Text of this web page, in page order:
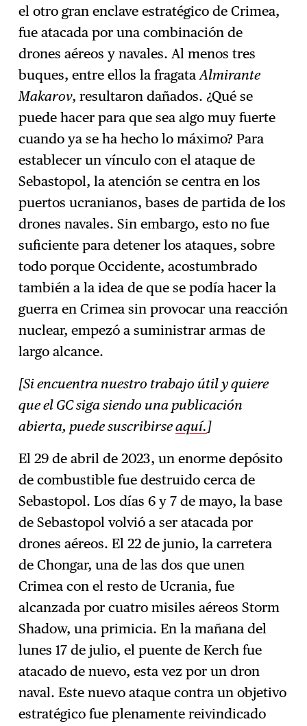
el otro gran enclave estratégico de Crimea,
fue atacada por una combinación de
drones aéreos y navales. Al menos tres
buques, entre ellos la fragataAlmirante
Makarov, resultaron dañados. ¿Qué se
puede hacer para que sea algo muy fuerte
cuando ya se ha hecho lo máximo? Para
establecer un vínculo con el ataque de
Sebastopol, la atención se centra en los
puertos ucranianos, bases de partida de los
drones navales. Sin embargo, esto no fue
suficiente para detener los ataques, sobre
todo porque Occidente, acostumbrado
también a la idea de que se podía hacer la
guerra en Crimea sin provocar una reacción
nuclear, empezó a suministrar armas de
largo alcance.
[Si encuentra nuestro trabajo útil y quiere
que el GC siga siendo una publicación
abierta, puede suscribirseaquí.]
El 29 de abril de 2023, un enorme depósito
de combustible fue destruido cerca de
Sebastopol. Los días 6 y 7 de mayo, la base
de Sebastopol volvió a ser atacada por
drones aéreos. El 22 de junio, la carretera
de Chongar, una de las dos que unen
Crimea con el resto de Ucrania, fue
alcanzada por cuatro misiles aéreos Storm
Shadow, una primicia. En la mañana del
lunes 17 de julio, el puente de Kerch fue
atacado de nuevo, esta vez por un dron
naval. Este nuevo ataque contra un objetivo
estratégico fue plenamente reivindicado